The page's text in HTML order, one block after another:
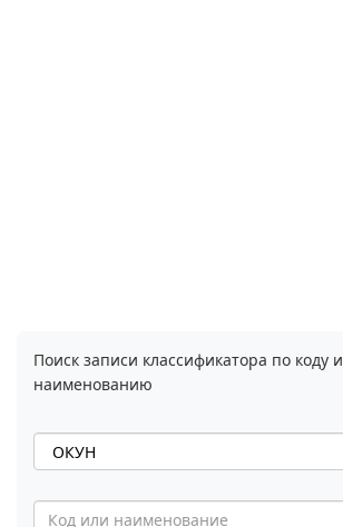
Поиск записи классификатора по коду и
наименованию